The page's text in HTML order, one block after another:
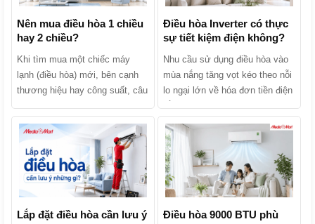
Nên mua điều hòa 1 chiều
hay 2 chiều?
Khi tìm mua một chiếc máy
lạnh (điều hòa) mới, bên cạnh
thương hiệu hay công suất, câu
điều hòa 1 chiều hay 2 chiều?
Hai dòng máy này thực chất
khác nhau như thế nào và đâu
là lựa chọn kinh tế, phù hợp
nhất với gia đình bạn? Hãy
cùng MediaMart phân biệt chi
Điều hòa Inverter có thực
sự tiết kiệm điện không?
Nhu cầu sử dụng điều hòa vào
mùa nắng tăng vọt kéo theo nỗi
lo ngại lớn về hóa đơn tiền điện
nghe các lời quảng cáo: “Điều
hòa Inverter tiết kiệm điện lên
tới 30% - 70%”. Liệu điều hòa
Inverter có thực sự tiết kiệm
điện không hay đó chỉ là chiêu
trò marketing của nhà sản xuất?
Lắp đặt điều hòa cần lưu ý
Điều hòa 9000 BTU phù